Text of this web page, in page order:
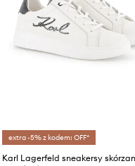
extra -5% z kodem: OFF*